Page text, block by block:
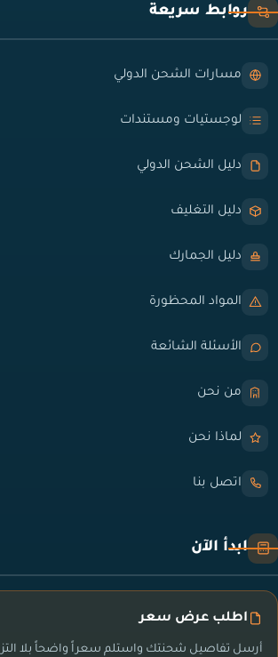
روابط سريعة
مسارات الشحن الدولي
لوجستيات ومستندات
دليل الشحن الدولي
دليل التغليف
دليل الجمارك
المواد المحظورة
الأسئلة الشائعة
من نحن
لماذا نحن
اتصل بنا
ابدأ الآن
اطلب عرض سعر
أرسل تفاصيل شحنتك واستلم سعراً واضحاً بلا